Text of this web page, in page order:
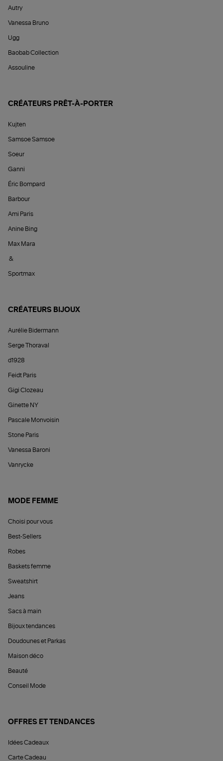
Autry
Vanessa Bruno
Ugg
Baobab Collection
Assouline
CRÉATEURS PRÊT-À-PORTER
Kujten
Samsoe Samsoe
Soeur
Ganni
Éric Bompard
Barbour
Ami Paris
Anine Bing
Max Mara
&
Sportmax
CRÉATEURS BIJOUX
Aurélie Bidermann
Serge Thoraval
d1928
Feidt Paris
Gigi Clozeau
Ginette NY
Pascale Monvoisin
Stone Paris
Vanessa Baroni
Vanrycke
MODE FEMME
Choisi pour vous
Best-Sellers
Robes
Baskets femme
Sweatshirt
Jeans
Sacs à main
Bijoux tendances
Doudounes et Parkas
Maison déco
Beauté
Conseil Mode
OFFRES ET TENDANCES
Idées Cadeaux
Carte Cadeau